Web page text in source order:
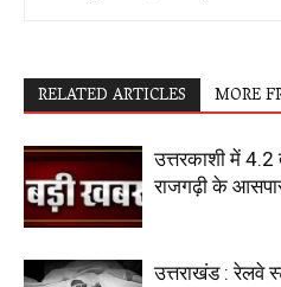
RELATED ARTICLES MORE
उत्तरकाशी में
राजगढ़ी के
उत्तराखंड : रेलवे